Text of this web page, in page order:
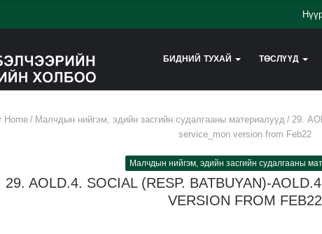
БИДНИЙ ТУХАЙ ТӨСЛҮҮД
Home / Малчдын нийгэм, эдийн засгийн судалгааны материалууд / 29.
service_mon version from Feb22
Малчдын нийгэм, эдийн засгийн судалгааны
29. AOLD.4. SOCIAL (RESP. BATBUYAN)-
VERSION FROM FEB22